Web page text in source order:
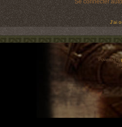
Se connecter
J'ai
Powered by